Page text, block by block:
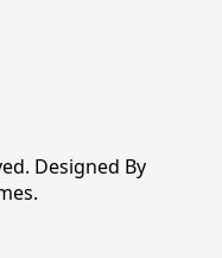
Designed By